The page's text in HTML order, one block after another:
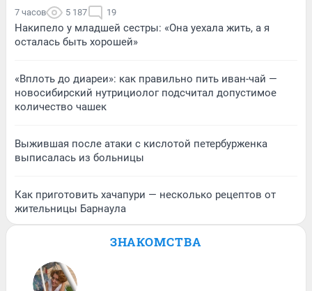
7 часов 5 187 19
Накипело у младшей сестры: «Она уехала жить, а я
осталась быть хорошей»
«Вплоть до диареи»: как правильно пить иван-чай —
новосибирский нутрициолог подсчитал допустимое
количество чашек
Выжившая после атаки с кислотой петербурженка
выписалась из больницы
Как приготовить хачапури — несколько рецептов от
жительницы Барнаула
ЗНАКОМСТВА